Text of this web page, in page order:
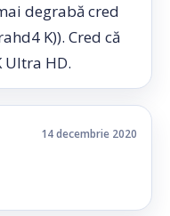
degrabă cred
K)). Cred că
Ultra HD.
14 decembrie 2020